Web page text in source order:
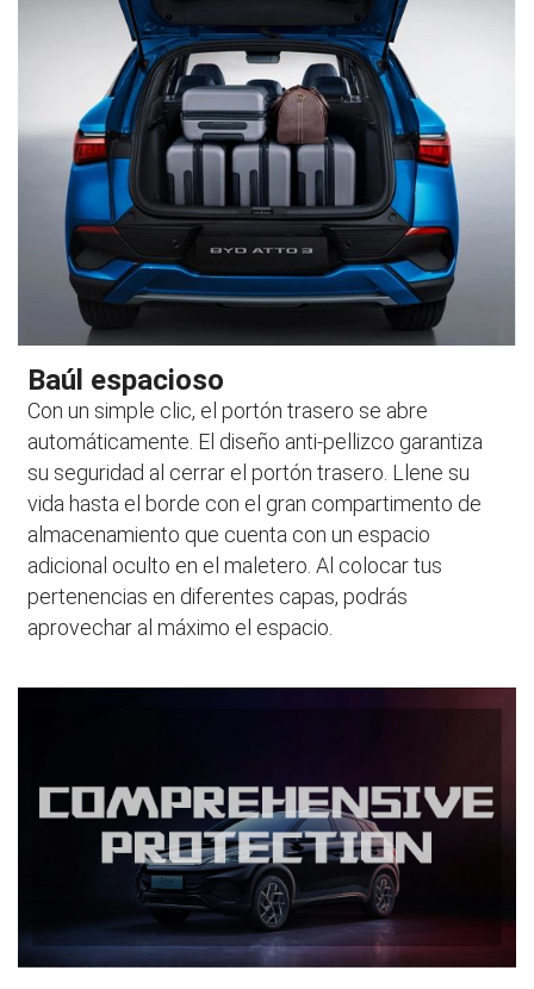
Baúl espacioso
Con un simple clic, el portón trasero se abre
automáticamente. El diseño anti-pellizco garantiza
su seguridad al cerrar el portón trasero. Llene su
vida hasta el borde con el gran compartimento de
almacenamiento que cuenta con un espacio
adicional oculto en el maletero. Al colocar tus
pertenencias en diferentes capas, podrás
aprovechar al máximo el espacio.